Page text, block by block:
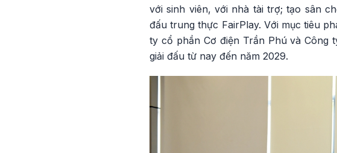
với sinh viên, với nhà tài trợ; tạo sân
đấu trung thực FairPlay. Với mục tiêu
ty cổ phần Cơ điện Trần Phú và Công
giải đấu từ nay đến năm 2029.